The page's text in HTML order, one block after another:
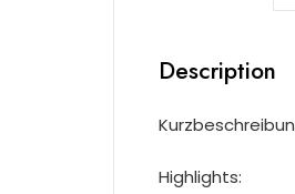
Description
Highlights: